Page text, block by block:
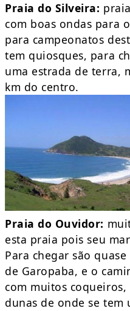
Praia do Silveira:
com boas ondas para
para campeonatos
tem quiosques, para
uma estrada de terra,
km do centro.
Praia do Ouvidor:
esta praia pois seu
Para chegar são
de Garopaba, e o
com muitos
dunas de onde se tem